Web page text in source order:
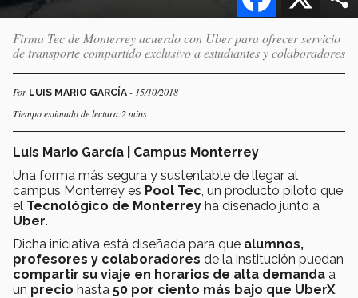
Firma Tec de Monterrey acuerdo con Uber para ofrecer servicio
de transporte compartido exclusivo a estudiantes y colaboradores
Por LUIS MARIO GARCÍA - 15/10/2018
Tiempo estimado de lectura:2 mins
Luis Mario García | Campus Monterrey
Una forma más segura y sustentable de llegar al
campus Monterrey es Pool Tec , un producto piloto que
el Tecnológico de Monterrey ha diseñado junto a
Uber.
Dicha iniciativa está diseñada para que alumnos,
profesores y colaboradores de la institución puedan
compartir su viaje en horarios de alta demanda a
un precio hasta 50 por ciento más bajo que UberX.